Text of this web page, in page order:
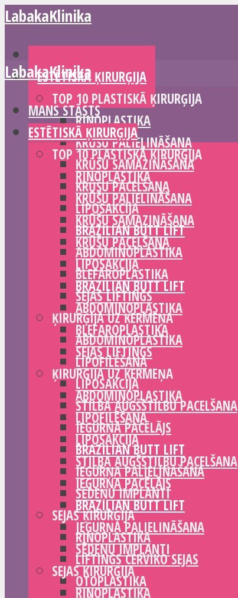
LabakaKlinika
ESTĒTISKĀ ĶIRURĢIJA
TOP 10 PLASTISKĀ ĶIRURĢIJA
RINOPLASTIKA
KRŪŠU PALIELINĀŠANA
KRŪŠU SAMAZINĀŠANA
KRŪŠU PACELŠANA
LIPOSAKCIJA
BRAZILIAN BUTT LIFT
ABDOMINOPLASTIKA
BLEFAROPLASTIKA
SEJAS LIFTINGS
ĶIRURĢIJA UZ ĶERMEŅA
ABDOMINOPLASTIKA
LIPOFILĒŠANA
LIPOSAKCIJA
STILBA AUGŠSTILBU PACELŠANA
IEGURŅA PACĒLĀJS
BRAZILIAN BUTT LIFT
IEGURŅA PALIELINĀŠANA
SĒDEŅU IMPLANTI
SEJAS ĶIRURĢIJA
RINOPLASTIKA
LIFTINGS CERVIKO SEJAS
OTOPLASTIKA
LabakaKlinika
MANS STĀSTS
ESTĒTISKĀ ĶIRURĢIJA
TOP 10 PLASTISKĀ ĶIRURĢIJA
RINOPLASTIKA
KRŪŠU PALIELINĀŠANA
KRŪŠU SAMAZINĀŠANA
KRŪŠU PACELŠANA
LIPOSAKCIJA
BRAZILIAN BUTT LIFT
ABDOMINOPLASTIKA
BLEFAROPLASTIKA
SEJAS LIFTINGS
ĶIRURĢIJA UZ ĶERMEŅA
ABDOMINOPLASTIKA
LIPOFILĒŠANA
LIPOSAKCIJA
STILBA AUGŠSTILBU PACELŠANA
IEGURŅA PACĒLĀJS
BRAZILIAN BUTT LIFT
IEGURŅA PALIELINĀŠANA
SĒDEŅU IMPLANTI
SEJAS ĶIRURĢIJA
RINOPLASTIKA